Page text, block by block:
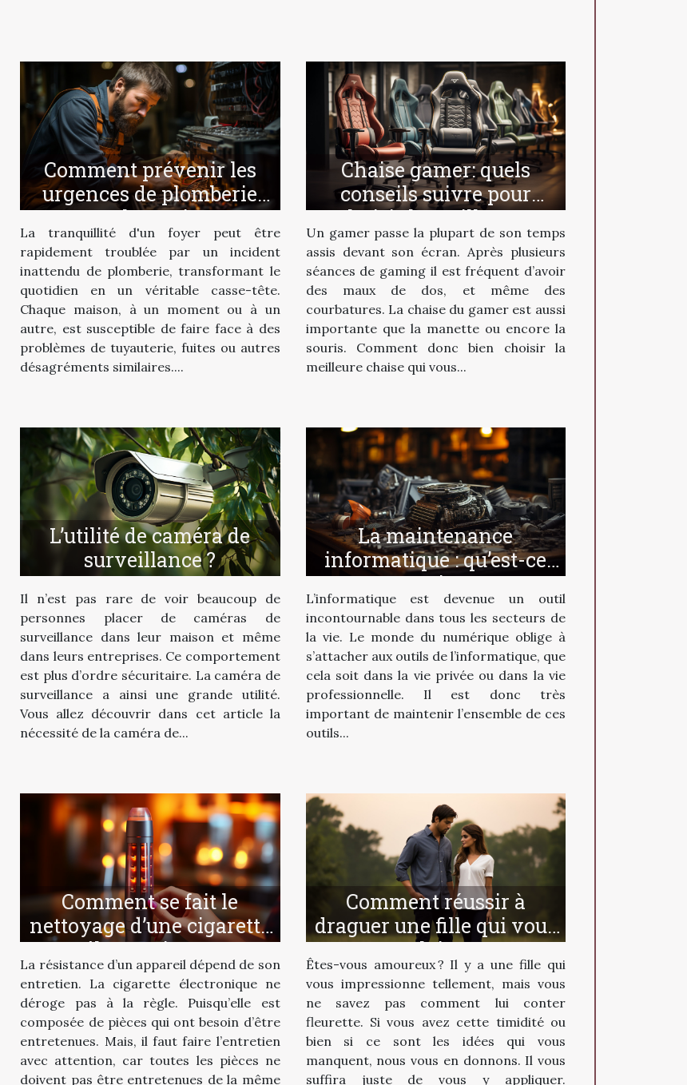
Comment prévenir les
urgences de plomberie
chez soi
La tranquillité d'un foyer peut être
rapidement troublée par un incident
inattendu de plomberie, transformant le
quotidien en un véritable casse-tête.
Chaque maison, à un moment ou à un
autre, est susceptible de faire face à des
problèmes de tuyauterie, fuites ou autres
désagréments similaires....
Chaise gamer: quels
conseils suivre pour
choisir la meilleure ?
Un gamer passe la plupart de son temps
assis devant son écran. Après plusieurs
séances de gaming il est fréquent d’avoir
des maux de dos, et même des
courbatures. La chaise du gamer est aussi
importante que la manette ou encore la
souris. Comment donc bien choisir la
meilleure chaise qui vous...
L’utilité de caméra de
surveillance ?
Il n’est pas rare de voir beaucoup de
personnes placer de caméras de
surveillance dans leur maison et même
dans leurs entreprises. Ce comportement
est plus d’ordre sécuritaire. La caméra de
surveillance a ainsi une grande utilité.
Vous allez découvrir dans cet article la
nécessité de la caméra de...
La maintenance
informatique : qu’est-ce
que c’est ?
L’informatique est devenue un outil
incontournable dans tous les secteurs de
la vie. Le monde du numérique oblige à
s’attacher aux outils de l’informatique, que
cela soit dans la vie privée ou dans la vie
professionnelle. Il est donc très
important de maintenir l’ensemble de ces
outils...
Comment se fait le
nettoyage d’une cigarette
électronique ?
La résistance d’un appareil dépend de son
entretien. La cigarette électronique ne
déroge pas à la règle. Puisqu’elle est
composée de pièces qui ont besoin d’être
entretenues. Mais, il faut faire l’entretien
avec attention, car toutes les pièces ne
doivent pas être entretenues de la même
Comment réussir à
draguer une fille qui vous
plait ?
Êtes-vous amoureux ? Il y a une fille qui
vous impressionne tellement, mais vous
ne savez pas comment lui conter
fleurette. Si vous avez cette timidité ou
bien si ce sont les idées qui vous
manquent, nous vous en donnons. Il vous
suffira juste de vous y appliquer.